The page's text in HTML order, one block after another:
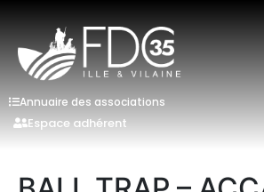
Annuaire des associations
Espace adhérent